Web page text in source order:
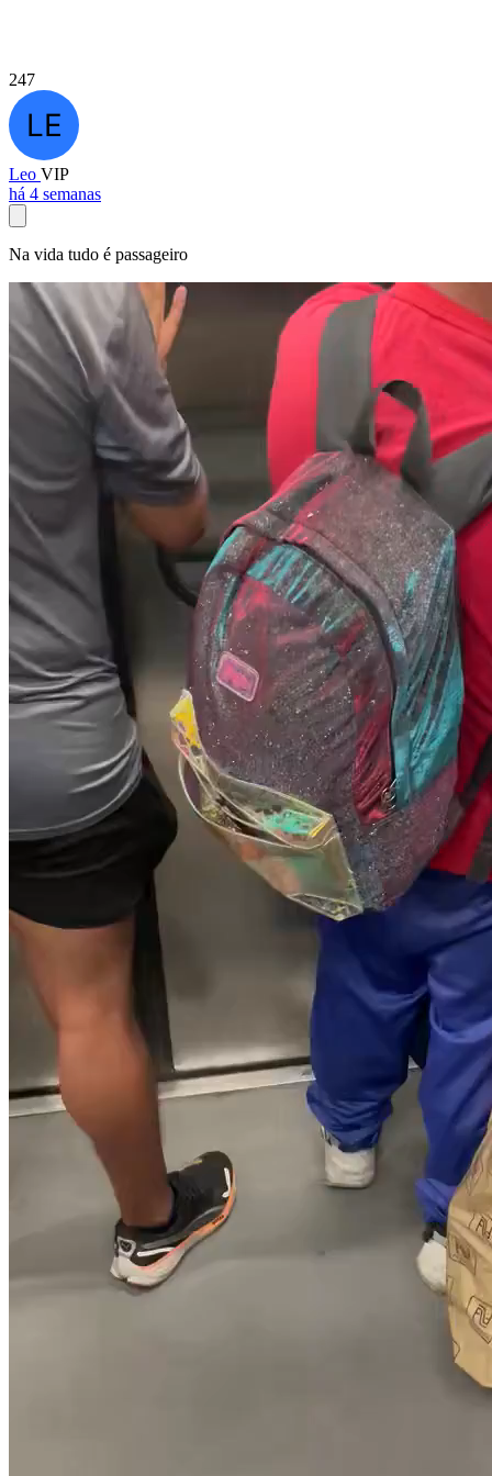
247
Leo VIP
há 4 semanas
Na vida tudo é passageiro